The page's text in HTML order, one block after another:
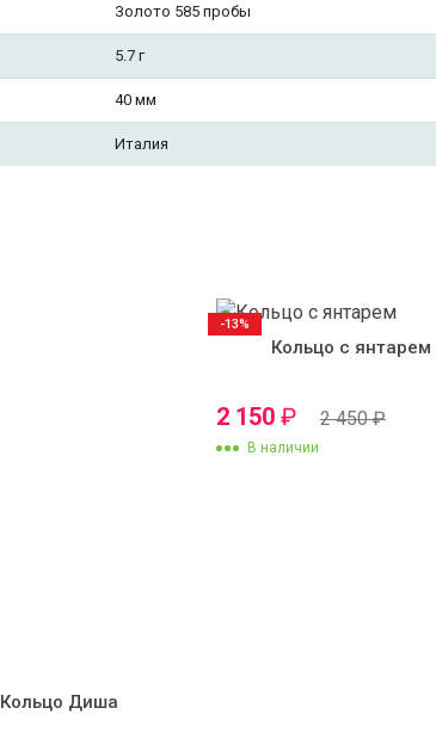
Золото 585 пробы
5.7 г
40 мм
Италия
Кольцо Диша
Кольцо с янтарем
2 150 ₽ 2 450₽
В наличии
-13%